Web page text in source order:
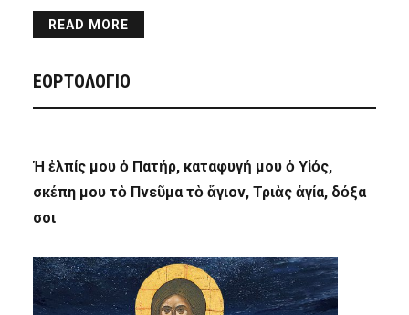
READ MORE
ΕΟΡΤΟΛΟΓΙΟ
Ἡ ἐλπίς μου ὁ Πατήρ, καταφυγή μου ὁ Υἱός,
σκέπη μου τὸ Πνεῦμα τὸ ἅγιον, Τριὰς ἁγία, δόξα
σοι